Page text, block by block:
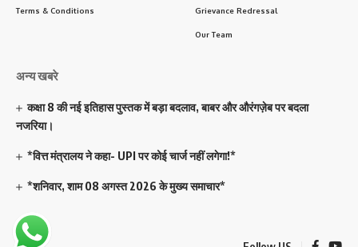
Terms & Conditions Grievance Redressal
Our Team
अन्य खबरे
कक्षा 8 की नई इतिहास पुस्तक में बड़ा बदलाव, बाबर और औरंगज़ेब पर बदला
नजरिया।
*वित्त मंत्रालय ने कहा- UPI पर कोई चार्ज नहीं लगेगा!*
*शनिवार, शाम 08 अगस्त 2026 के मुख्य समाचार*